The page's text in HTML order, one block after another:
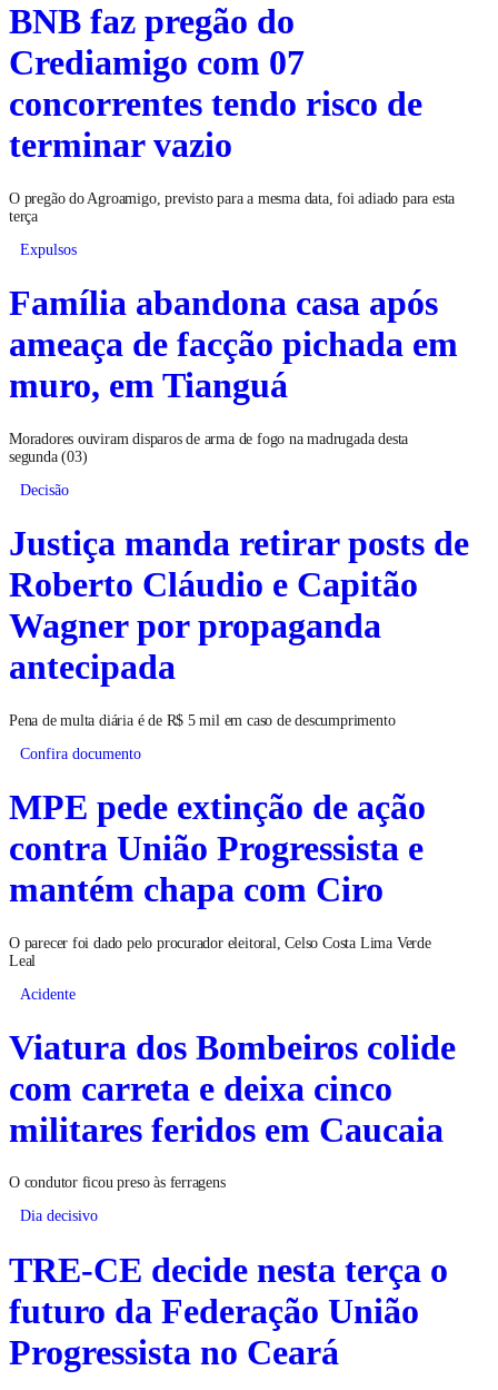
BNB faz pregão do
Crediamigo com 07
concorrentes tendo risco de
terminar vazio
O pregão do Agroamigo, previsto para a mesma data, foi adiado para esta
terça
Expulsos
Família abandona casa após
ameaça de facção pichada em
muro, em Tianguá
Moradores ouviram disparos de arma de fogo na madrugada desta
segunda (03)
Decisão
Justiça manda retirar posts de
Roberto Cláudio e Capitão
Wagner por propaganda
antecipada
Pena de multa diária é de R$ 5 mil em caso de descumprimento
Confira documento
MPE pede extinção de ação
contra União Progressista e
mantém chapa com Ciro
O parecer foi dado pelo procurador eleitoral, Celso Costa Lima Verde
Leal
Acidente
Viatura dos Bombeiros colide
com carreta e deixa cinco
militares feridos em Caucaia
O condutor ficou preso às ferragens
Dia decisivo
TRE-CE decide nesta terça o
futuro da Federação União
Progressista no Ceará